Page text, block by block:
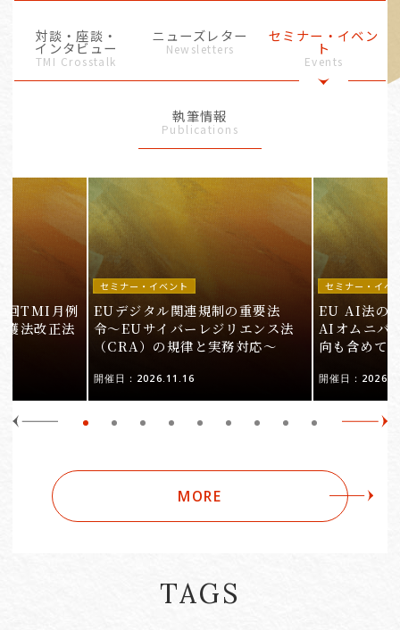
対談・座談・
インタビュー
TMI Crosstalk
ニューズレター
Newsletters
セミナー・イベン
ト
Events
執筆情報
Publications
回TMI月例
護法改正法
セミナー・イベント
EUデジタル関連規制の重要法
令〜EUサイバーレジリエンス法
（CRA）の規律と実務対応〜
開催日：2026.11.16
セミナー・イベ
EU AI法の
AIオムニバ
向も含めて
開催日：
MORE
TAGS